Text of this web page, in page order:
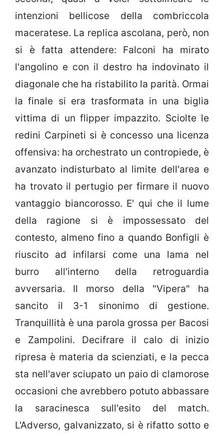
intenzioni bellicose della combriccola
maceratese. La replica ascolana, però, non
si è fatta attendere: Falconi ha mirato
l'angolino e con il destro ha indovinato il
diagonale che ha ristabilito la parità. Ormai
la finale si era trasformata in una biglia
vittima di un flipper impazzito. Sciolte le
redini Carpineti si è concesso una licenza
offensiva: ha orchestrato un contropiede, è
avanzato indisturbato al limite dell'area e
ha trovato il pertugio per firmare il nuovo
vantaggio biancorosso. E' qui che il lume
della ragione si è impossessato del
contesto, almeno fino a quando Bonfigli è
riuscito ad infilarsi come una lama nel
burro all'interno della retroguardia
avversaria. Il morso della "Vipera" ha
sancito il 3-1 sinonimo di gestione.
Tranquillità è una parola grossa per Bacosi
e Zampolini. Decifrare il calo di inizio
ripresa è materia da scienziati, e la pecca
sta nell'aver sciupato un paio di clamorose
occasioni che avrebbero potuto abbassare
la saracinesca sull'esito del match.
L'Adverso, galvanizzato, si è rifatto sotto e